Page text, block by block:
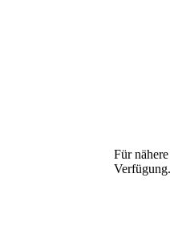
Für